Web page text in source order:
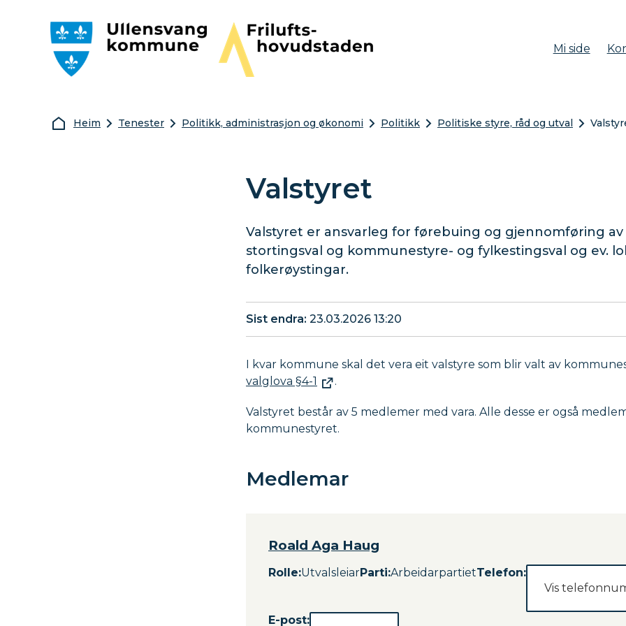
Mi side
Du er her:
Heim Tenester Politikk, administrasjon og økonomi Politikk Politiske styre, råd og utval
Valstyret
Valstyret er ansvarleg for førebuing og gjennomføring av
stortingsval og kommunestyre- og fylkestingsval og ev.
folkerøystingar.
Sist endra 23.03.2026 13:20
I kvar kommune skal det vera eit valstyre som blir valt av
valglova §4-1 .
Valstyret består av 5 medlemer med vara. Alle desse er også
kommunestyret.
Medlemar
Roald Aga Haug
Rolle:UtvalsleiarParti:ArbeidarpartietTelefon:
Vis
E-post: